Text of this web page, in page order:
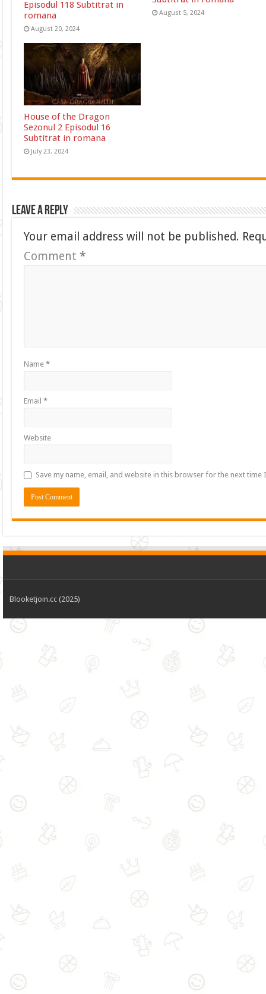
Episodul 118 Subtitrat in
romana
August 20, 2024
August 5, 2024
House of the Dragon
Sezonul 2 Episodul 16
Subtitrat in romana
July 23, 2024
Leave a Reply
Your email address will not be published.
Comment*
Name*
Email*
Website
Save my name, email, and website in this browser for the next time
Blooketjoin.cc (2025)